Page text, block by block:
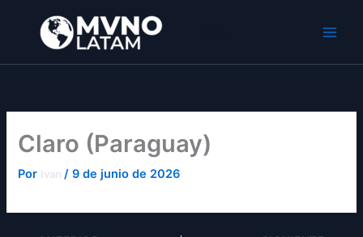
contenido
Claro (Paraguay)
Por Ivan/9 de junio de 2026